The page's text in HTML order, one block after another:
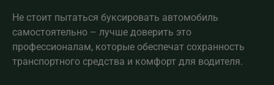
Не стоит пытаться буксировать автомобиль
самостоятельно – лучше доверить это
профессионалам, которые обеспечат сохранность
транспортного средства и комфорт для водителя.